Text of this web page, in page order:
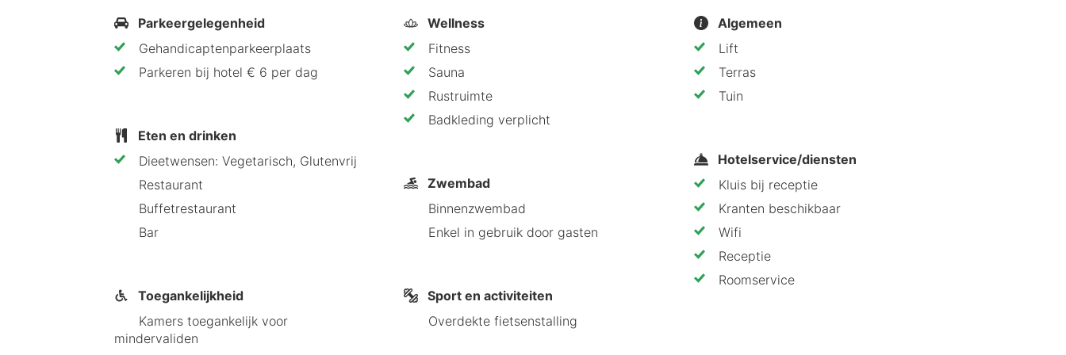
Parkeergelegenheid
Gehandicaptenparkeerplaats
Parkeren bij hotel € 6 per dag
Eten en drinken
Dieetwensen: Vegetarisch, Glutenvrij
Restaurant
Buffetrestaurant
Bar
Toegankelijkheid
mindervaliden
Wellness
Fitness
Sauna
Rustruimte
Badkleding verplicht
Zwembad
Binnenzwembad
Enkel in gebruik door gasten
Sport en activiteiten
Overdekte fietsenstalling
Algemeen
Lift
Terras
Tuin
Hotelservice/diensten
Kluis bij receptie
Kranten beschikbaar
Wifi
Receptie
Roomservice